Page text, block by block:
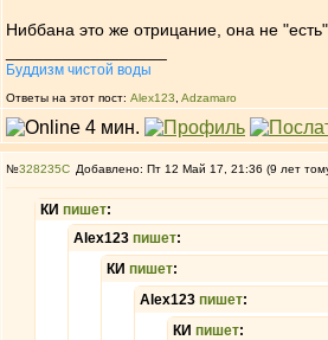
Ниббана это же отрицание, она не
Буддизм чистой воды
Ответы на этот пост: Alex123 Adzamaro
№328235 Добавлено: Пт 12 Май 17, 21:36 (9 лет
КИ пишет:
Alex123 пишет:
КИ пишет:
Alex123 пишет:
КИ пишет: